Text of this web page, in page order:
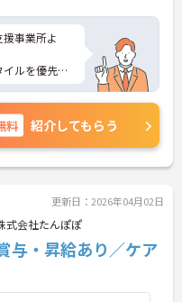
事業所よ
ルを優先さ
ください。
料 紹介してもらう
更新日：2026年04月02日
式会社たんぽぽ
与・昇給あり／ケア